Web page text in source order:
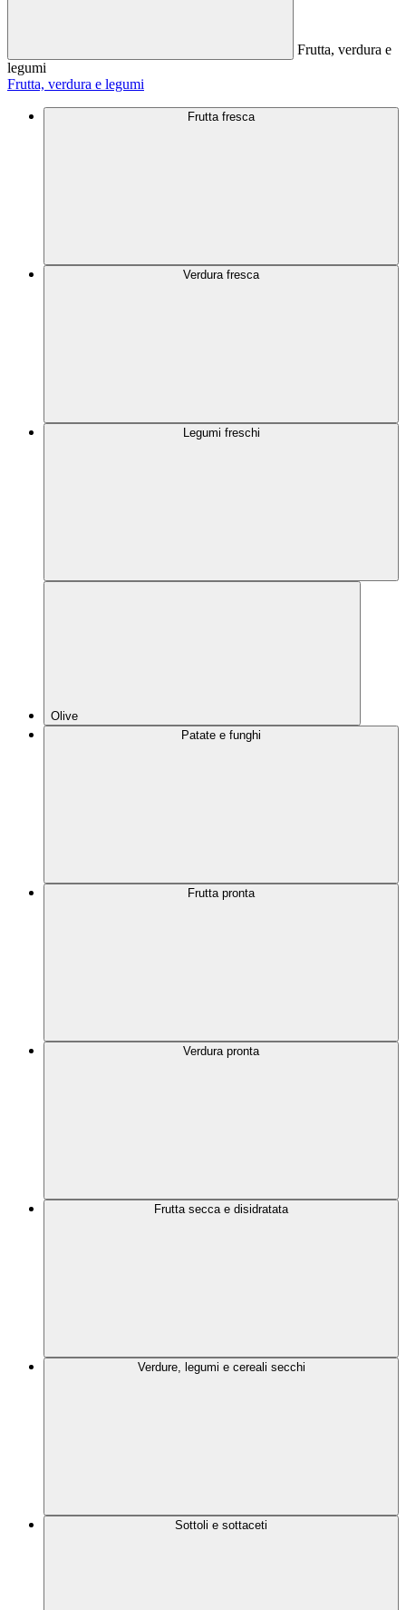
Frutta, verdura e
legumi
Frutta, verdura e legumi
Frutta fresca
Verdura fresca
Legumi freschi
Olive
Patate e funghi
Frutta pronta
Verdura pronta
Frutta secca e disidratata
Verdure, legumi e cereali secchi
Sottoli e sottaceti